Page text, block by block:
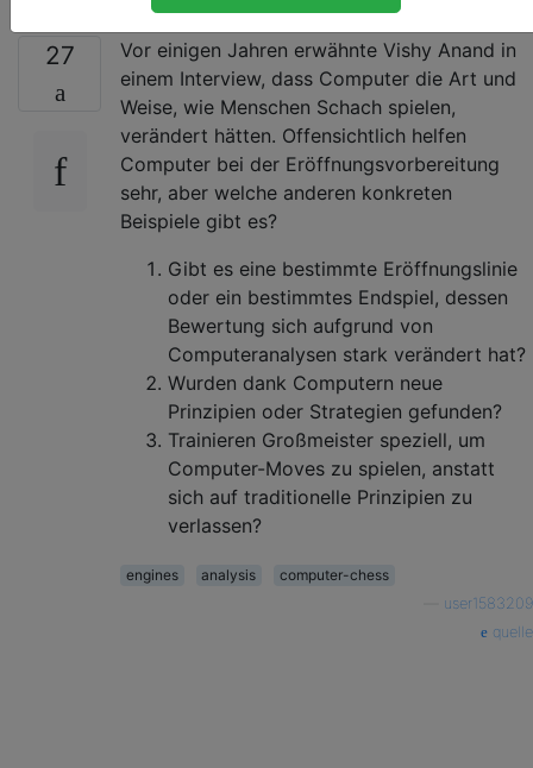
27
Vor einigen Jahren erwähnte Vishy Anand in
einem Interview, dass Computer die Art und
Weise, wie Menschen Schach spielen,
verändert hätten. Offensichtlich helfen
Computer bei der Eröffnungsvorbereitung
sehr, aber welche anderen konkreten
Beispiele gibt es?
Gibt es eine bestimmte Eröffnungslinie
oder ein bestimmtes Endspiel, dessen
Bewertung sich aufgrund von
Computeranalysen stark verändert hat?
Wurden dank Computern neue
Prinzipien oder Strategien gefunden?
Trainieren Großmeister speziell, um
Computer-Moves zu spielen, anstatt
sich auf traditionelle Prinzipien zu
verlassen?
engines analysis
computer-chess
user1583209
quelle